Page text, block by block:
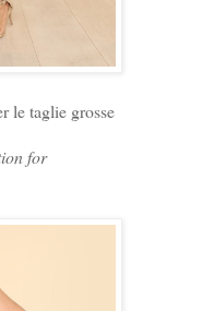
le taglie grosse
for